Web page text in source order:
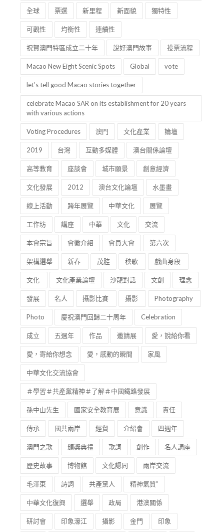
全球 票選 新里程 新面貌 獨特性
可觀性 均衡性 連續性
祝賀澳門特區成立二十年 說好澳門故事 投票流程
Macao New Eight Scenic Spots Global vote
let’s tell good Macao stories together
celebrate Macao SAR on its establishment for 20 years
with various actions
Voting Procedures 澳門 文化產業 論壇
2019 台灣 互動多媒體 澳台關係論壇
高等教育 座談會 城市願景 創意經濟
文化發展 2012 澳台文化論壇 水墨畫
線上活動 跨年展覽 中華文化 展覽
工作坊 講座 中華 文化 交流
本會宗旨 會徽介紹 會員大會 第六次
架構選舉 新春 茂腔 秧歌 戲曲身段
文化 文化產業論壇 沙龍對話 文創 理念
發展 名人 攝影比賽 攝影 Photography
Photo 慶祝澳門回歸二十周年 Celebration
成立 五週年 作品 邀請展 愛，說給你看
愛，寄給你想念 愛，感動的瞬間 家風
中華文化交流協會
＃學習＃共產黨精神＃了解＃中國鐵路發展
孫中山先生 國家安全教育展 意識 責任
傳承 國共兩岸 經貿 介紹會 四週年
澳門之歌 頒獎典禮 歌詞 創作 名人講座
歷史故事 博物館 文化認同 兩岸交流
毛澤東 詩詞 共產黨人 精神氣質”
中華文化復興 選舉 政局 港澳關係
研討會 印象濠江 攝影 金門 印象